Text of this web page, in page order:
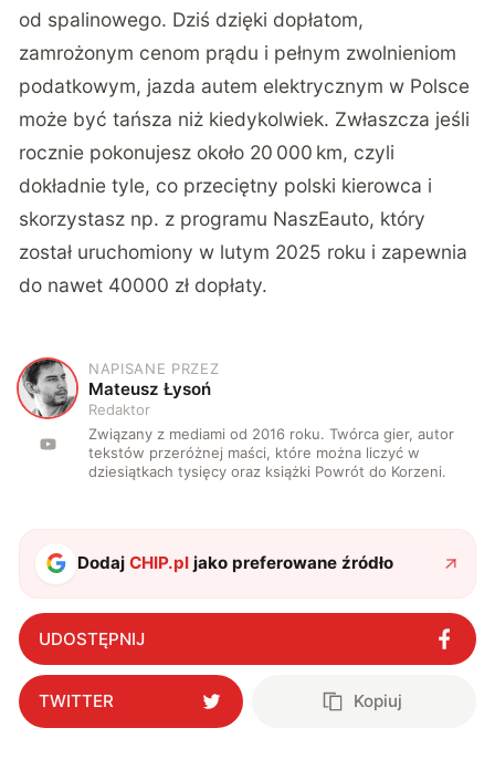
od spalinowego. Dziś dzięki dopłatom,
zamrożonym cenom prądu i pełnym zwolnieniom
podatkowym, jazda autem elektrycznym w Polsce
może być tańsza niż kiedykolwiek. Zwłaszcza jeśli
rocznie pokonujesz około 20 000 km, czyli
dokładnie tyle, co przeciętny polski kierowca i
skorzystasz np. z programu NaszEauto, który
został uruchomiony w lutym 2025 roku i zapewnia
do nawet 40000 zł dopłaty.
M
NAPISANE PRZEZ
Mateusz Łysoń
Redaktor
Związany z mediami od 2016 roku. Twórca gier, autor
tekstów przeróżnej maści, które można liczyć w
dziesiątkach tysięcy oraz książki Powrót do Korzeni.
DodajCHIP.pl jako preferowane źródło
UDOSTĘPNIJ
TWITTER Kopiuj